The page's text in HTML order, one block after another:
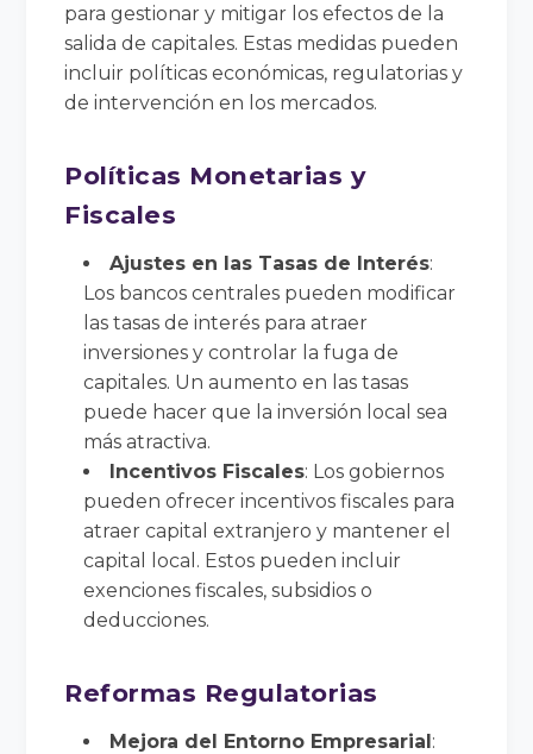
para gestionar y mitigar los efectos de la
salida de capitales. Estas medidas pueden
incluir políticas económicas, regulatorias y
de intervención en los mercados.
Políticas Monetarias y
Fiscales
Ajustes en las Tasas de Interés:
Los bancos centrales pueden modificar
las tasas de interés para atraer
inversiones y controlar la fuga de
capitales. Un aumento en las tasas
puede hacer que la inversión local sea
más atractiva.
Incentivos Fiscales: Los gobiernos
pueden ofrecer incentivos fiscales para
atraer capital extranjero y mantener el
capital local. Estos pueden incluir
exenciones fiscales, subsidios o
deducciones.
Reformas Regulatorias
Mejora del Entorno Empresarial: